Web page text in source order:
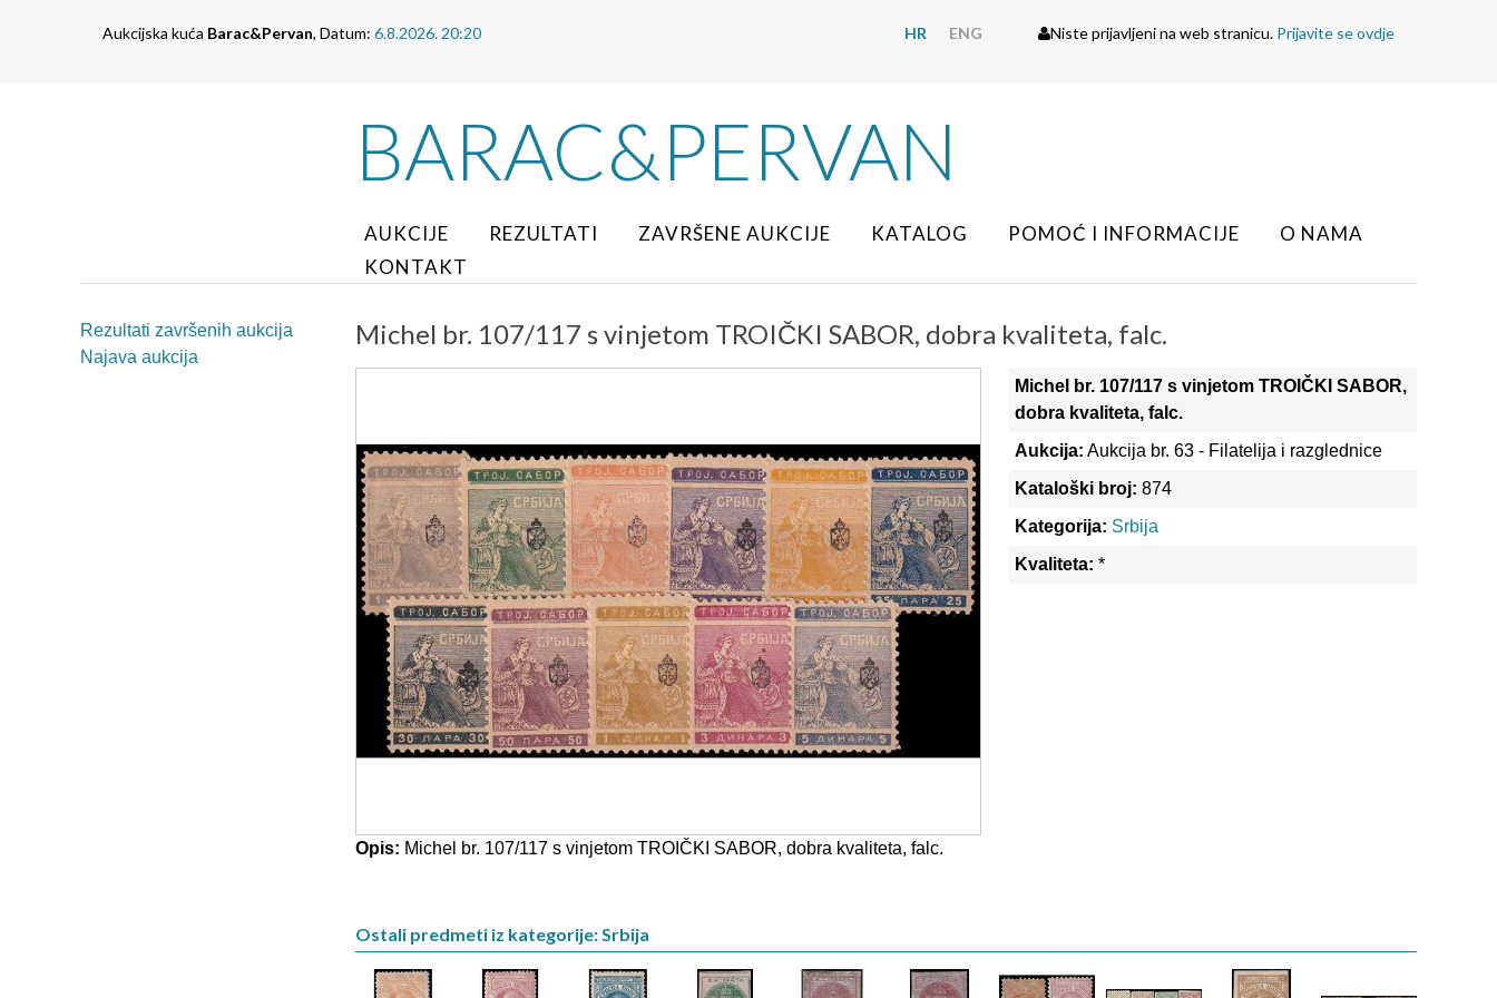
Aukcijska kuća Barac&Pervan, Datum: 6.8.2026. 20:20 HR ENG Niste prijavljeni na web stranicu. Prijavite se ovdje
BARAC&PERVAN
AUKCIJE REZULTATI ZAVRŠENE AUKCIJE KATALOG POMOĆ I INFORMACIJE
O NAMA
KONTAKT
Rezultati završenih aukcija
Najava aukcija
Michel br. 107/117 s vinjetom TROIČKI SABOR, dobra kvaliteta, falc.
Opis: Michel br. 107/117 s vinjetom TROIČKI SABOR, dobra kvaliteta, falc.
Michel br. 107/117 s vinjetom TROIČKI SABOR,
dobra kvaliteta, falc.
Aukcija: Aukcija br. 63 - Filatelija i razglednice
Kataloški broj: 874
Kategorija: Srbija
Kvaliteta: *
Ostali predmeti iz kategorije: Srbija